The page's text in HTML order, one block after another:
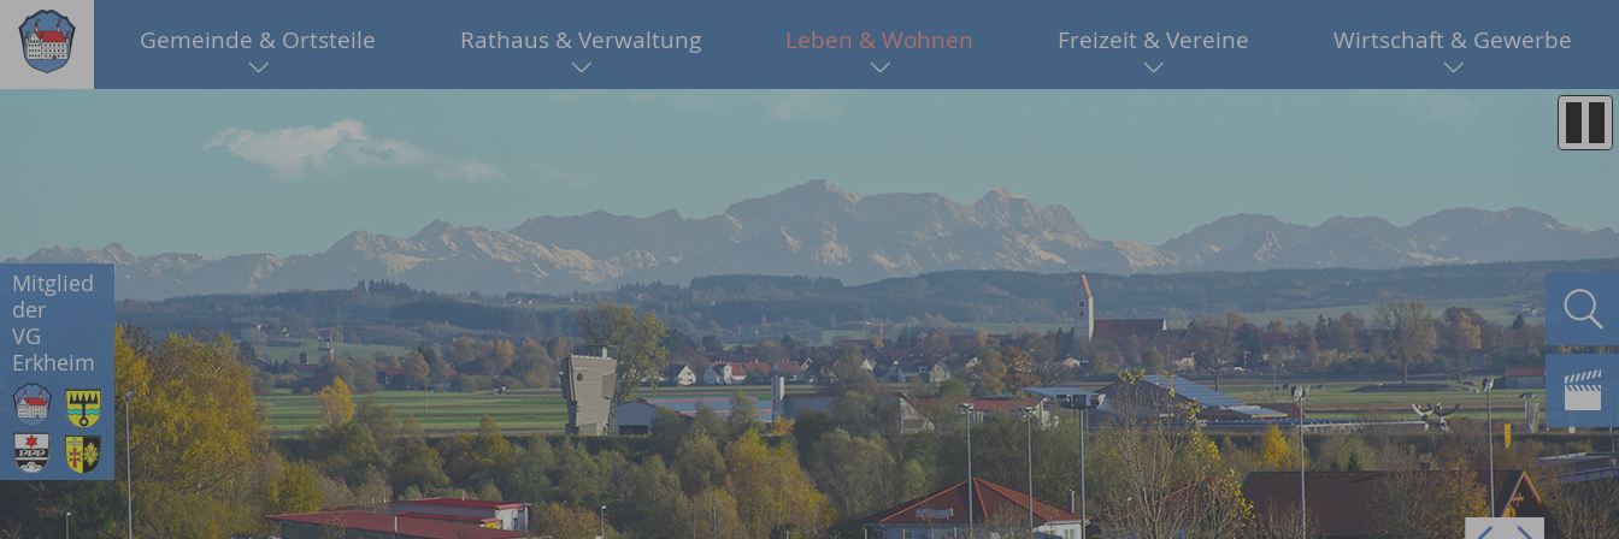
Gemeinde & Ortsteile Rathaus & Verwaltung Leben & Wohnen Freizeit & Vereine Wirtschaft & Gewerbe
Mitglied
der
VG
Erkheim